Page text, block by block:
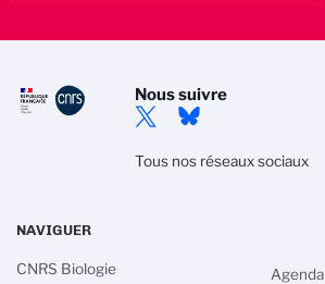
Nous suivre
Tous nos réseaux sociaux
NAVIGUER
CNRS Biologie Agenda